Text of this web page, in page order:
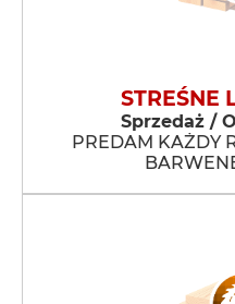
STREŚNE
Sprzedaż /
PREDAM KAŻDY